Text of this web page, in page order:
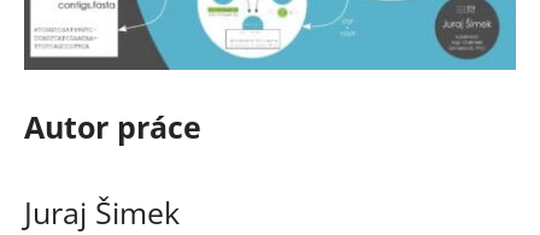
Autor práce
Juraj Šimek